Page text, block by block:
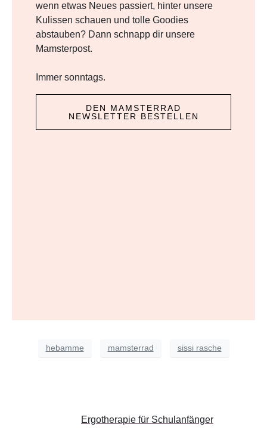
wenn etwas Neues passiert, hinter unsere
Kulissen schauen und tolle Goodies
abstauben? Dann schnapp dir unsere
Mamsterpost.
Immer sonntags.
DEN MAMSTERRAD
NEWSLETTER BESTELLEN
hebamme mamsterrad sissi rasche
Ergotherapie für Schulanfänger